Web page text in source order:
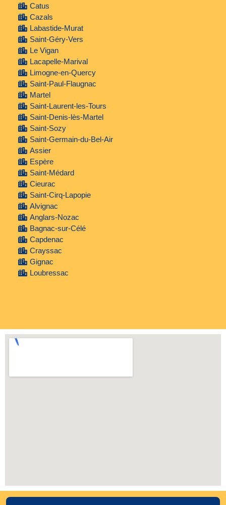
Catus
Cazals
Labastide-Murat
Saint-Géry-Vers
Le Vigan
Lacapelle-Marival
Limogne-en-Quercy
Saint-Paul-Flaugnac
Martel
Saint-Laurent-les-Tours
Saint-Denis-lès-Martel
Saint-Sozy
Saint-Germain-du-Bel-Air
Assier
Espère
Saint-Médard
Cieurac
Saint-Cirq-Lapopie
Alvignac
Anglars-Nozac
Bagnac-sur-Célé
Capdenac
Crayssac
Gignac
Loubressac